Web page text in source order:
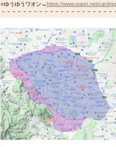
○ゆうゆうワオン→https://www.waon.net/card/
－－－－－－－－－－－－－－－－－－－－